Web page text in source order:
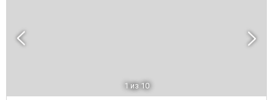
1 из 10